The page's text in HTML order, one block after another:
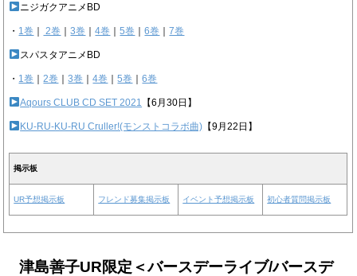
ニジガクアニメBD
・ 1巻 2巻 ｜3巻 ｜4巻 ｜5巻 ｜6巻 ｜7巻
スパスタアニメBD
・ 1巻 ｜2巻 ｜3巻 ｜4巻 ｜5巻 ｜6巻
Aqours CLUB CD SET 2021 【6月30日】
KU-RU-KU-RU Cruller!(モンストコラボ曲) 【9月22日】
掲示板
UR予想掲示板 フレンド募集掲示板 イベント予想掲示板 初心者質問掲示板
津島善子UR限定＜バースデーライブ/バースデ